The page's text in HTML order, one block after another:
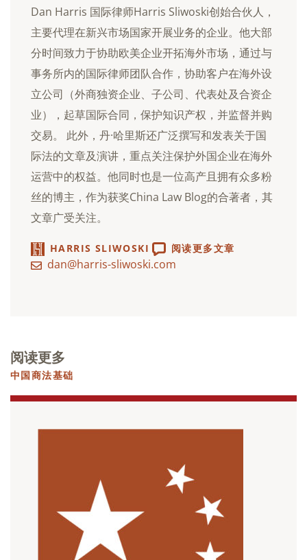
Dan Harris 国际律师Harris Sliwoski创始合伙人，
主要代理在新兴市场国家开展业务的企业。他大部
分时间致力于协助欧美企业开拓海外市场，通过与
事务所内的国际律师团队合作，协助客户在海外设
立公司（外商独资企业、子公司、代表处及合资企
业），起草国际合同，保护知识产权，并监督并购
交易。 此外，丹·哈里斯还广泛撰写和发表关于国
际法的文章及演讲，重点关注保护外国企业在海外
运营中的权益。他同时也是一位高产且拥有众多粉
丝的博主，作为获奖China Law Blog的合著者，其
文章广受关注。
HARRIS SLIWOSKI 阅读更多文章
dan@harris-sliwoski.com
阅读更多
中国商法基础